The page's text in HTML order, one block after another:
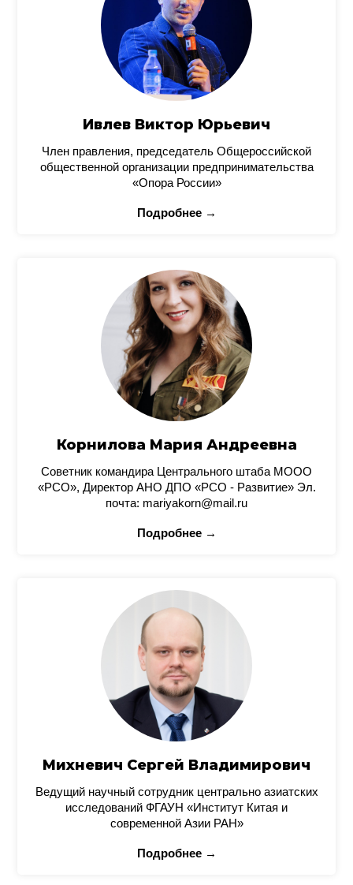
Ивлев Виктор Юрьевич
Член правления, председатель Общероссийской
общественной организации предпринимательства
«Опора России»
Подробнее →
Корнилова Мария Андреевна
Советник командира Центрального штаба МООО
«РСО», Директор АНО ДПО «РСО - Развитие» Эл.
почта: mariyakorn@mail.ru
Подробнее →
Михневич Сергей Владимирович
Ведущий научный сотрудник центрально азиатских
исследований ФГАУН «Институт Китая и
современной Азии РАН»
Подробнее →